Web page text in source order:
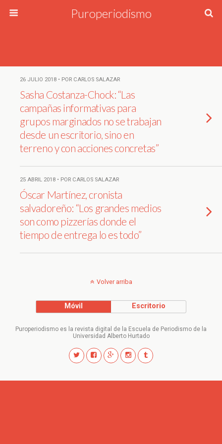
Puroperiodismo
26 JULIO 2018 • POR CARLOS SALAZAR
Sasha Costanza-Chock: “Las
campañas informativas para
grupos marginados no se trabajan
desde un escritorio, sino en
terreno y con acciones concretas”
25 ABRIL 2018 • POR CARLOS SALAZAR
Óscar Martínez, cronista
salvadoreño: “Los grandes medios
son como pizzerías donde el
tiempo de entrega lo es todo”
Volver arriba
Móvil Escritorio
Puroperiodismo es la revista digital de la Escuela de Periodismo de la
Universidad Alberto Hurtado